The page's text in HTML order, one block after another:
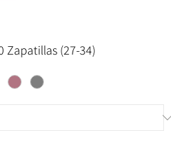
Zapatillas (27-34)